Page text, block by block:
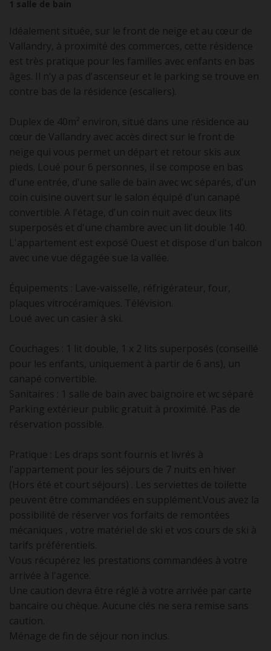
1 salle de bain
Idéalement située, sur le front de neige et au cœur de
Vallandry, à proximité des commerces, cette résidence
est très pratique pour les familles avec enfants en bas
âges. Il n'y a pas d'ascenseur et le parking se trouve en
contre bas de la résidence (escaliers).
Duplex de 40m² environ, situé dans une résidence au
cœur de Vallandry avec accès direct sur le front de
neige qui vous permet un départ et retour skis aux
pieds. Loué pour 6 personnes, il se compose en bas
d'une entrée, d'une salle de bain avec wc séparés, d'un
coin cuisine ouvert sur le salon équipé d'un canapé
convertible. A l'étage, d'un coin nuit avec deux lits
superposés et d'une chambre avec un lit double 140.
L'appartement est exposé Ouest et dispose d'un balcon
avec une vue dégagée sue la vallée.
Équipements : Lave-vaisselle, réfrigérateur, four,
plaques vitrocéramiques. Télévision.
Loué avec un casier à ski.
Couchages : 1 lit double, 1 x 2 lits superposés (conseillé
pour les enfants, uniquement à partir de 6 ans), un
canapé convertible.
Sanitaires : 1 salle de bain avec baignoire et wc séparé
Parking extérieur public gratuit à proximité. Pas de
réservation possible.
Pratique : Les draps sont fournis et livrés à
l'appartement pour les séjours de 7 nuits en hiver
(Hors été et court séjours) . Les serviettes de toilette
peuvent être commandées en supplément.Vous avez la
possibilité de réserver vos forfaits de remontées
mécaniques , votre matériel de ski et vos cours de ski à
tarifs préférentiels.
Vous récupérez les prestations commandées à votre
arrivée à l'agence.
Une caution devra être réglé à votre arrivée par carte
bancaire ou chèque. Aucune clés ne sera remise sans
caution.
Ménage de fin de séjour non inclus.